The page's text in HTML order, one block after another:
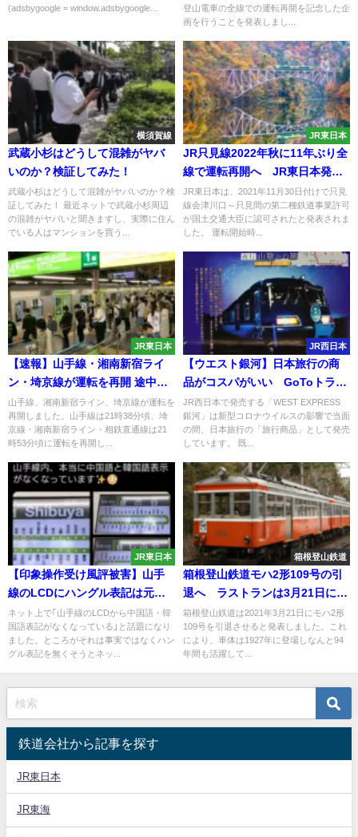
(adsbygoogle = window.adsbygoogle...
登山電車の全線での運転再開を記念した企
画を行うことを発表しまし...
横須賀線
武蔵小杉はどうして混雑がヤバ
いのか？検証してみた！
武蔵小杉はどうして混雑がヤバいのか？検
証してみた！ 最近ネットで武蔵小杉周辺
の混雑がヤバいと聞きますし、実際に住ん
でいる人はマンションを買う...
JR東日本
JR只見線2022年秋に11年ぶり全
線で運転再開へ JR東日本発
表
JR東日本は、2021年11月30日付けで只見
線会津川口～只見間の第二種鉄道事業許可
が国土交通大臣に認可されたと発表されま
した。 運転開始時...
JR東日本
【速報】山手線・湘南新宿ライ
ン・埼京線が運転を再開 途中止
まるかも
山手線、湘南新宿ライン、埼京線が運転を
再開しました。山手線は21時38分頃、埼
京線・湘南新宿ライン・相鉄直通線は21
時53分頃に運転を再開し...
JR西日本
【ウエスト銀河】日本旅行の商
品がコスパがいい GoToトラベ
ル・50歳未満にも「おとなびジ
パング」適用
JR西日本で発売する「WEST EXPRESS
銀河」は新型コロナウイルスの影響で当面
の間、日本旅行の「旅行商品」として発売
しています。 既...
JR東日本
【印象操作受け風評被害】山手
線のLCDにハングル表記は元々
ないのに 政治的発言のための手
駒にされる
ネット上で｢山手線のLCDから中国語・韓
国語表記がなくなっている｣と話題になり
ました。ところがそれは事実ではなくハン
グル表記を無くそうとネッ...
箱根登山鉄道
箱根登山鉄道モハ2形109号の引
退へ ラストランは3月21日に決
定
箱根登山鉄道は2021年3月21日にモハ2形
109号を引退させると発表しました。これ
により、車体は1927年に登場しなんと94
年間も活躍して...
鉄道会社から記事を探す
JR東日本
JR東海